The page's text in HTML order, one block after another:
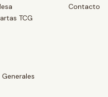
TCG
Contacto